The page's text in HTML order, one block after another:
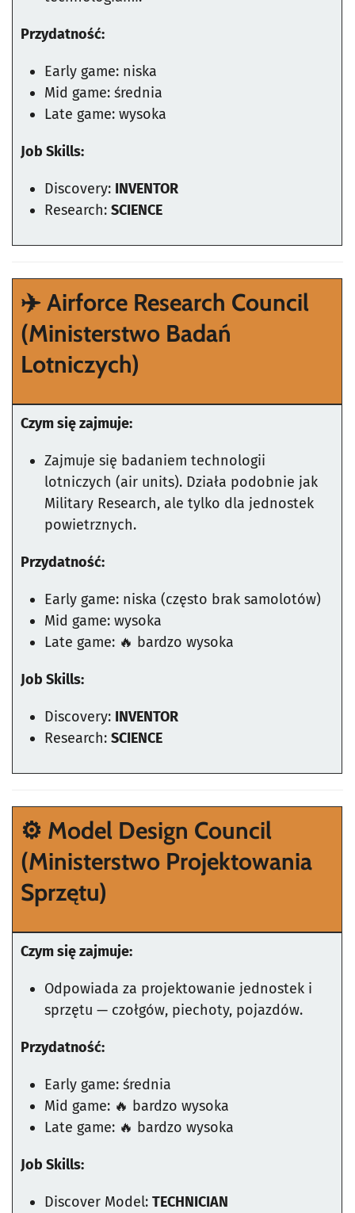
Przydatność:
Early game: niska
Mid game: średnia
Late game: wysoka
Job Skills:
Discovery: INVENTOR
Research: SCIENCE
✈️ Airforce Research Council
(Ministerstwo Badań
Lotniczych)
Czym się zajmuje:
Zajmuje się badaniem technologii
lotniczych (air units). Działa podobnie jak
Military Research, ale tylko dla jednostek
powietrznych.
Przydatność:
Early game: niska (często brak samolotów)
Mid game: wysoka
Late game: 🔥 bardzo wysoka
Job Skills:
Discovery: INVENTOR
Research: SCIENCE
⚙️ Model Design Council
(Ministerstwo Projektowania
Sprzętu)
Czym się zajmuje:
Odpowiada za projektowanie jednostek i
sprzętu — czołgów, piechoty, pojazdów.
Przydatność:
Early game: średnia
Mid game: 🔥 bardzo wysoka
Late game: 🔥 bardzo wysoka
Job Skills:
Discover Model: TECHNICIAN